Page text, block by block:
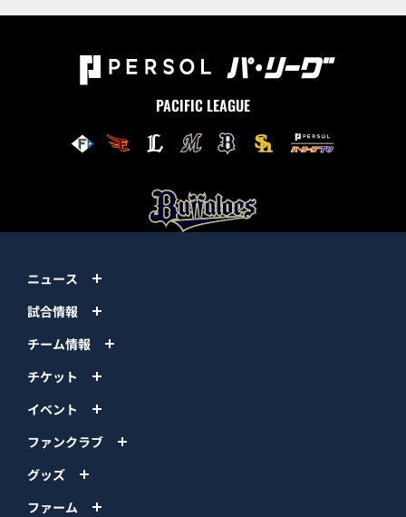
PACIFIC LEAGUE
ニュース
試合情報
チーム情報
チケット
イベント
ファンクラブ
グッズ
ファーム